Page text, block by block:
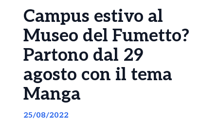
Campus estivo al
Museo del Fumetto?
Partono dal 29
agosto con il tema
Manga
25/08/2022